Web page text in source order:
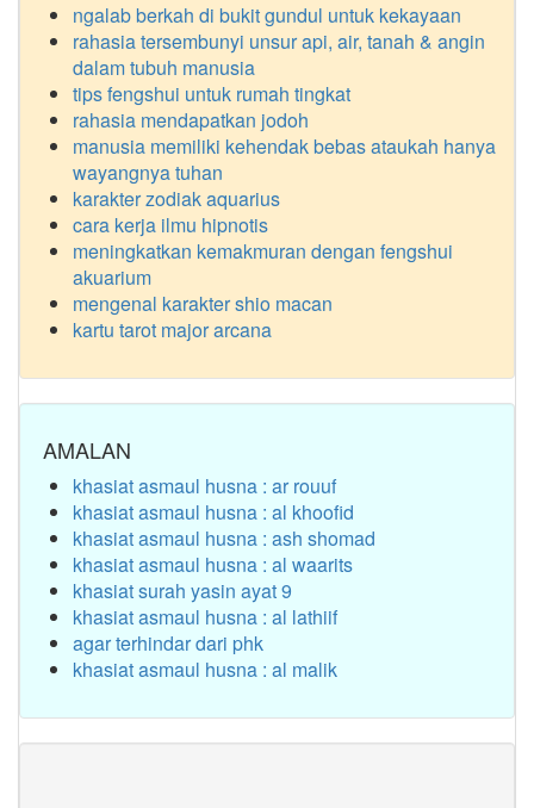
ngalab berkah di bukit gundul untuk kekayaan
rahasia tersembunyi unsur api, air, tanah & angin
dalam tubuh manusia
tips fengshui untuk rumah tingkat
rahasia mendapatkan jodoh
manusia memiliki kehendak bebas ataukah hanya
wayangnya tuhan
karakter zodiak aquarius
cara kerja ilmu hipnotis
meningkatkan kemakmuran dengan fengshui
akuarium
mengenal karakter shio macan
kartu tarot major arcana
AMALAN
khasiat asmaul husna : ar rouuf
khasiat asmaul husna : al khoofid
khasiat asmaul husna : ash shomad
khasiat asmaul husna : al waarits
khasiat surah yasin ayat 9
khasiat asmaul husna : al lathiif
agar terhindar dari phk
khasiat asmaul husna : al malik